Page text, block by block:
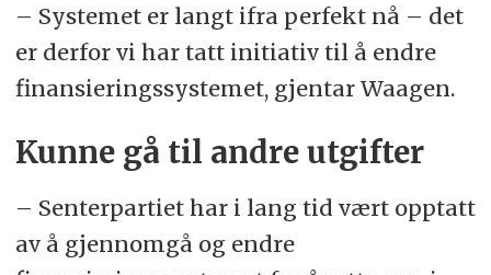
– Systemet er langt ifra perfekt nå – det
er derfor vi har tatt initiativ til å endre
finansieringssystemet, gjentar Waagen.
Kunne gå til andre utgifter
– Senterpartiet har i lang tid vært opptatt
av å gjennomgå og endre